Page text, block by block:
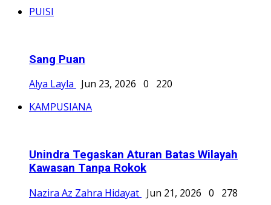
PUISI
Sang Puan
Alya Layla
Jun 23, 2026 0
220
KAMPUSIANA
Unindra Tegaskan Aturan Batas Wilayah
Kawasan Tanpa Rokok
Nazira Az Zahra Hidayat Jun 21, 2026 0
278